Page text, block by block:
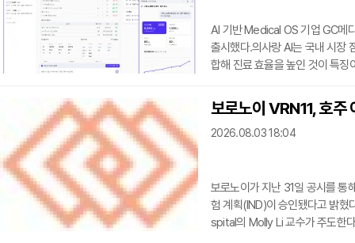
AI 기반 Medical OS 기업 GC메
출시했다.의사랑 AI는 국내 시장
합해 진료 효율을 높인 것이 특징
상병코드와 처방 내용을 검색하
상병·처방 검색까지 진료 과정에
록 지
보로노이 VRN11, 호주
2026.08.03 18:04
보로노이가 지난 31일 공시를 통
험 계획(IND)이 승인됐다고 밝
spital의 Molly Li 교수가 주도한